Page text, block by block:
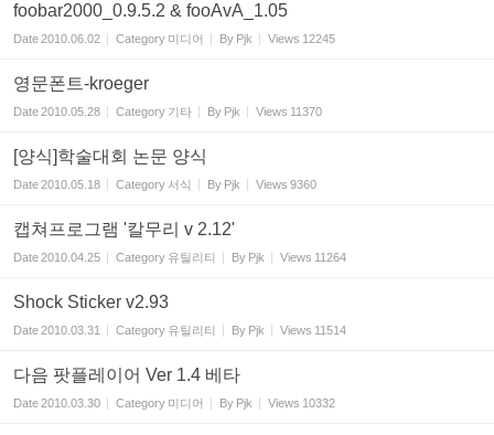
foobar2000_0.9.5.2 & fooAvA_1.05
Date2010.06.02 Category 미디어 By Pjk Views 12245
영문폰트-kroeger
Date2010.05.28 Category 기타 By Pjk Views 11370
[양식]학술대회 논문 양식
Date2010.05.18 Category 서식 By Pjk Views 9360
캡쳐프로그램 '칼무리 v 2.12'
Date2010.04.25 Category 유틸리티 By Pjk Views 11264
Shock Sticker v2.93
Date2010.03.31 Category 유틸리티 By Pjk Views 11514
다음 팟플레이어 Ver 1.4 베타
Date2010.03.30 Category 미디어 By Pjk Views 10332